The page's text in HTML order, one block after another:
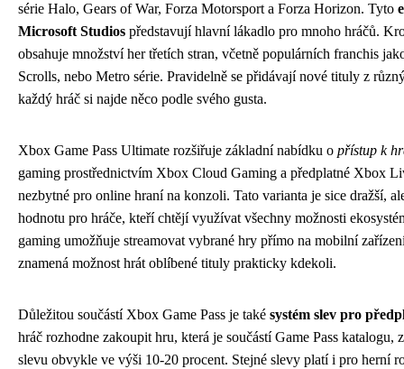
série Halo, Gears of War, Forza Motorsport a Forza Horizon. Tyto
Microsoft Studios představují hlavní lákadlo pro mnoho hráčů.
obsahuje množství her třetích stran, včetně populárních franchis
Scrolls, nebo Metro série. Pravidelně se přidávají nové tituly z
každý hráč si najde něco podle svého gusta.
Xbox Game Pass Ultimate rozšiřuje základní nabídku o přístup k
gaming prostřednictvím Xbox Cloud Gaming a předplatné Xbox
nezbytné pro online hraní na konzoli. Tato varianta je sice dražší,
hodnotu pro hráče, kteří chtějí využívat všechny možnosti
gaming umožňuje streamovat vybrané hry přímo na mobilní
znamená možnost hrát oblíbené tituly prakticky kdekoli.
Důležitou součástí Xbox Game Pass je také systém slev pro
hráč rozhodne zakoupit hru, která je součástí Game Pass katalogu,
slevu obvykle ve výši 10-20 procent. Stejné slevy platí i pro herní